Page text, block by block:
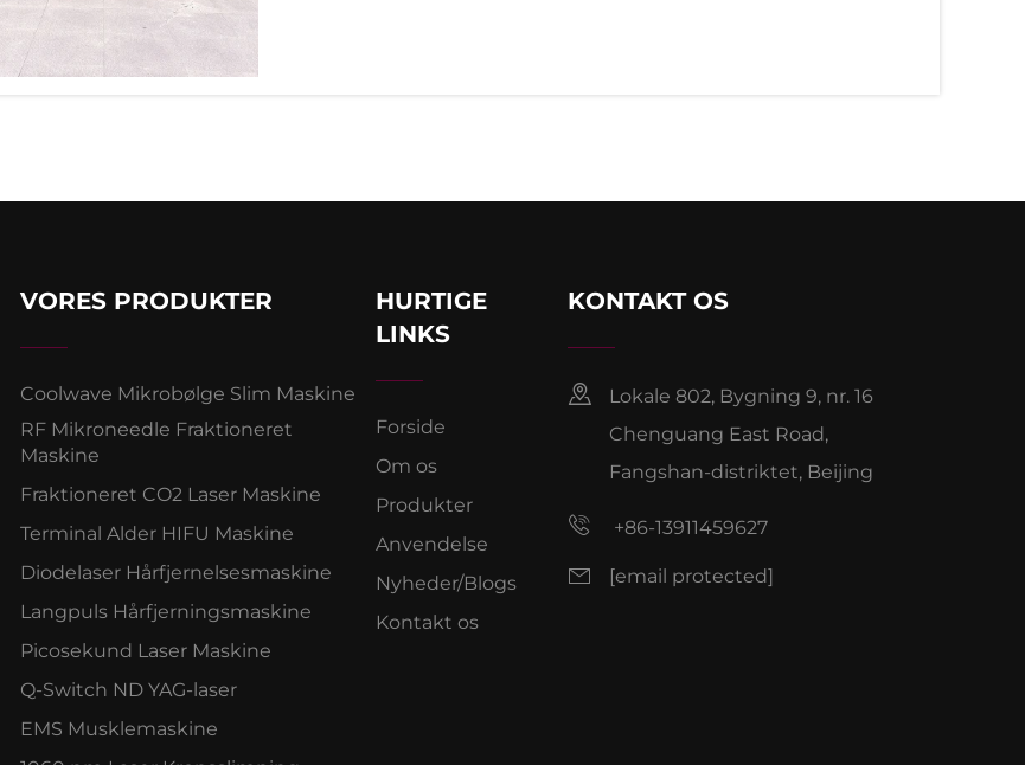
VORES PRODUKTER
Coolwave Mikrobølge Slim Maskine
RF Mikroneedle Fraktioneret
Maskine
Fraktioneret CO2 Laser Maskine
Terminal Alder HIFU Maskine
Diodelaser Hårfjernelsesmaskine
Langpuls Hårfjerningsmaskine
Picosekund Laser Maskine
Q-Switch ND YAG-laser
EMS Musklemaskine
HURTIGE
LINKS
Forside
Om os
Produkter
Anvendelse
Nyheder/Blogs
Kontakt os
KONTAKT OS
Lokale 802, Bygning 9, nr. 16
Chenguang East Road,
Fangshan-distriktet, Beijing
+86-13911459627
[email protected]